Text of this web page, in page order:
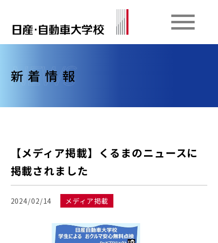
新着情報
【メディア掲載】くるまのニュースに
掲載されました
2024/02/14 メディア掲載